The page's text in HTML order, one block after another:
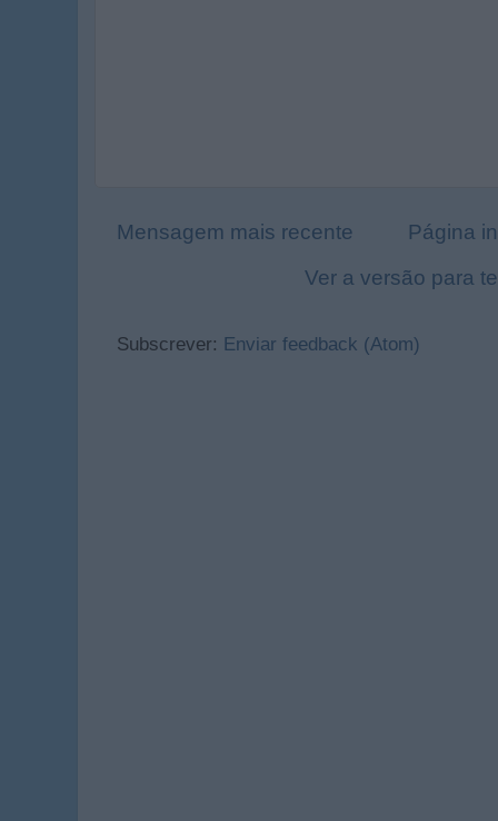
Mensagem mais recente
Página
Ver a versão para
Subscrever: Enviar feedback (Atom)